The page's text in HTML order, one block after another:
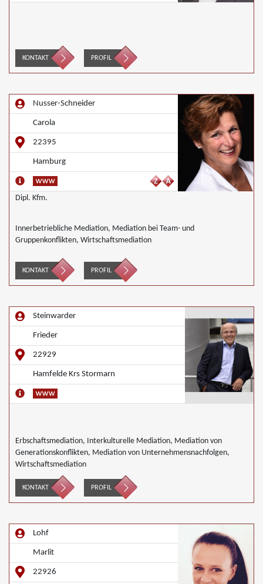
KONTAKT PROFIL
Nusser-Schneider
Carola
22395
Hamburg
Dipl. Kfm.
Innerbetriebliche Mediation, Mediation bei Team- und
Gruppenkonflikten, Wirtschaftsmediation
KONTAKT PROFIL
Steinwarder
Frieder
22929
Hamfelde Krs Stormarn
Erbschaftsmediation, Interkulturelle Mediation, Mediation von
Generationskonflikten, Mediation von Unternehmensnachfolgen,
Wirtschaftsmediation
KONTAKT PROFIL
Lohf
Marlit
22926